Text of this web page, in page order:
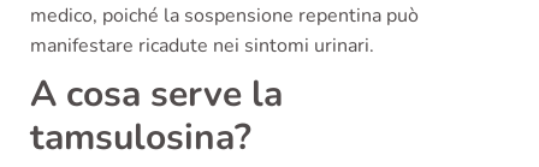
medico, poiché la sospensione repentina può
manifestare ricadute nei sintomi urinari.
A cosa serve la
tamsulosina?